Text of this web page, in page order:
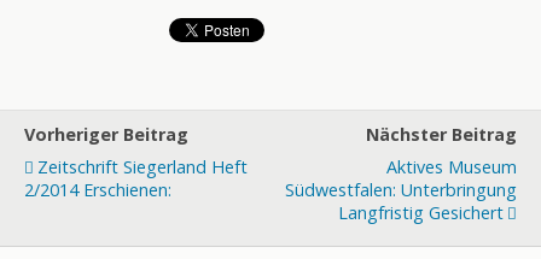
Vorheriger Beitrag
Zeitschrift Siegerland Heft
2/2014 Erschienen:
Nächster Beitrag
Aktives Museum
Südwestfalen: Unterbringung
Langfristig Gesichert